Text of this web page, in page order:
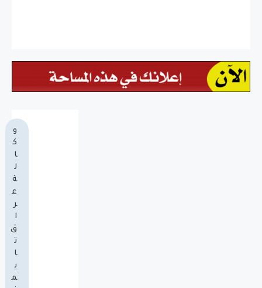
و
ك
ا
ل
ة
ع
ر
ا
ق
ت
ا
ي
م